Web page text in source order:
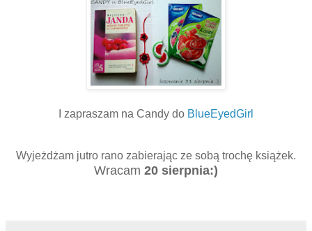
I zapraszam na Candy do BlueEyedGirl
Wyjeżdżam jutro rano zabierając ze sobą trochę książek.
Wracam 20 sierpnia:)